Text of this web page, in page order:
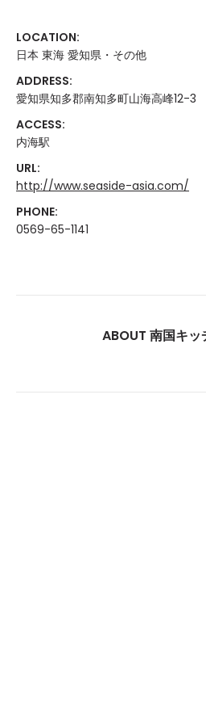
LOCATION:
日本 東海 愛知県・その他
ADDRESS:
愛知県知多郡南知多町山海高峰12-3
ACCESS:
内海駅
URL:
http://www.seaside-asia.com/
PHONE:
0569-65-1141
ABOUT 南国キッ